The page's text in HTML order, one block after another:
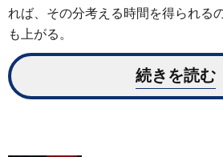
れば、その分考える時間を得られる
も上がる。
続きを読む